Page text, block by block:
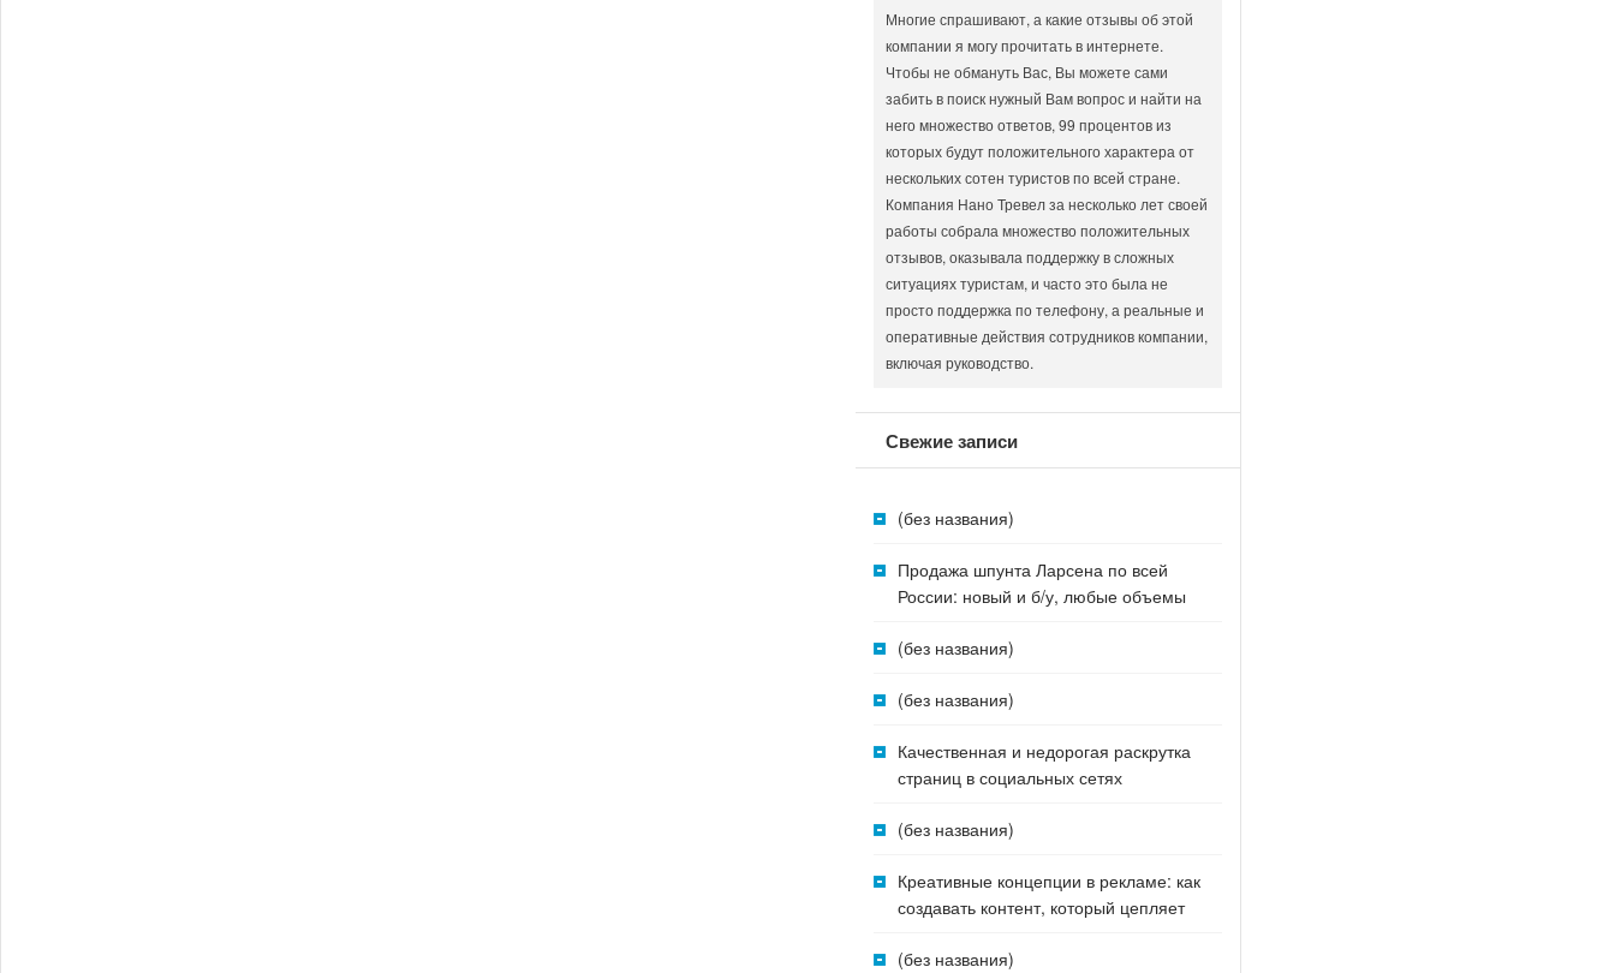
Многие спрашивают, а какие отзывы об этой
компании я могу прочитать в интернете.
Чтобы не обмануть Вас, Вы можете сами
забить в поиск нужный Вам вопрос и найти на
него множество ответов, 99 процентов из
которых будут положительного характера от
нескольких сотен туристов по всей стране.
Компания Нано Тревел за несколько лет своей
работы собрала множество положительных
отзывов, оказывала поддержку в сложных
ситуациях туристам, и часто это была не
просто поддержка по телефону, а реальные и
оперативные действия сотрудников компании,
включая руководство.
Свежие записи
(без названия)
Продажа шпунта Ларсена по всей
России: новый и б/у, любые объемы
(без названия)
(без названия)
Качественная и недорогая раскрутка
страниц в социальных сетях
(без названия)
Креативные концепции в рекламе: как
создавать контент, который цепляет
(без названия)